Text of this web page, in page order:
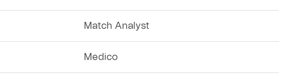
Match Analyst
Medico